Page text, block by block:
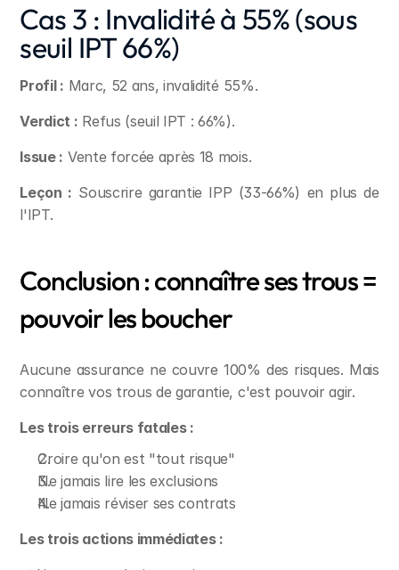
Cas 3 : Invalidité à 55% (sous
seuil IPT 66%)
Profil : Marc, 52 ans, invalidité 55%.
Verdict : Refus (seuil IPT : 66%).
Issue : Vente forcée après 18 mois.
Leçon : Souscrire garantie IPP (33-66%) en plus de
l'IPT.
Conclusion : connaître ses trous =
pouvoir les boucher
Aucune assurance ne couvre 100% des risques. Mais
connaître vos trous de garantie, c'est pouvoir agir.
Les trois erreurs fatales :
Croire qu'on est "tout risque"
Ne jamais lire les exclusions
Ne jamais réviser ses contrats
Les trois actions immédiates :